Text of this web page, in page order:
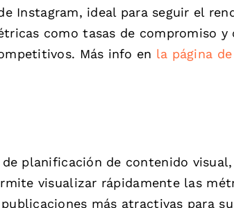
Instagram, ideal para seguir el
como tasas de compromiso y
Más info en la página
planificación de contenido
visualizar rápidamente las
más atractivas para